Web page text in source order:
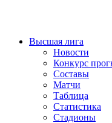
Высшая лига
Новости
Конкурс
Составы
Матчи
Таблица
Статистика
Стадионы